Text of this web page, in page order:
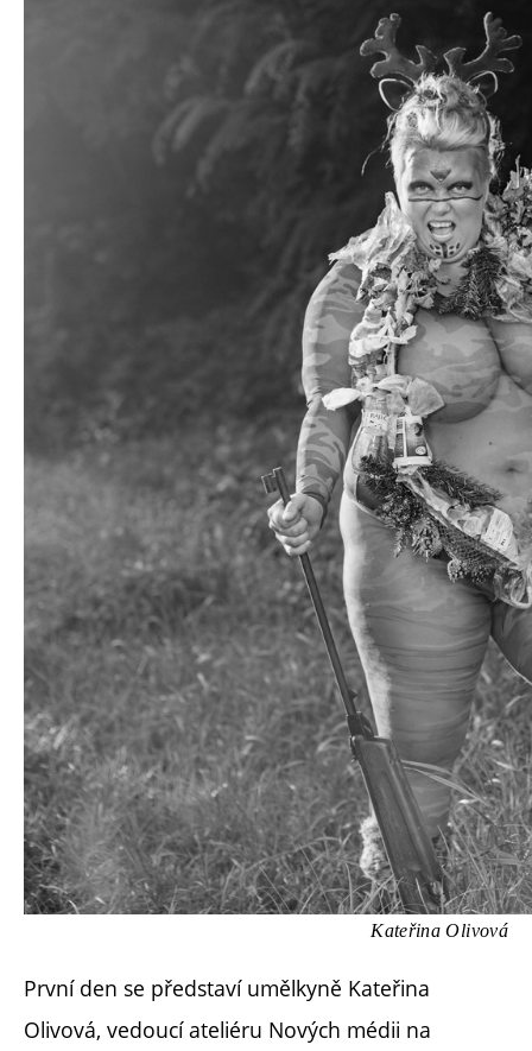
Kateřina Olivová
První den se představí umělkyně Kateřina
Olivová, vedoucí ateliéru Nových médii na